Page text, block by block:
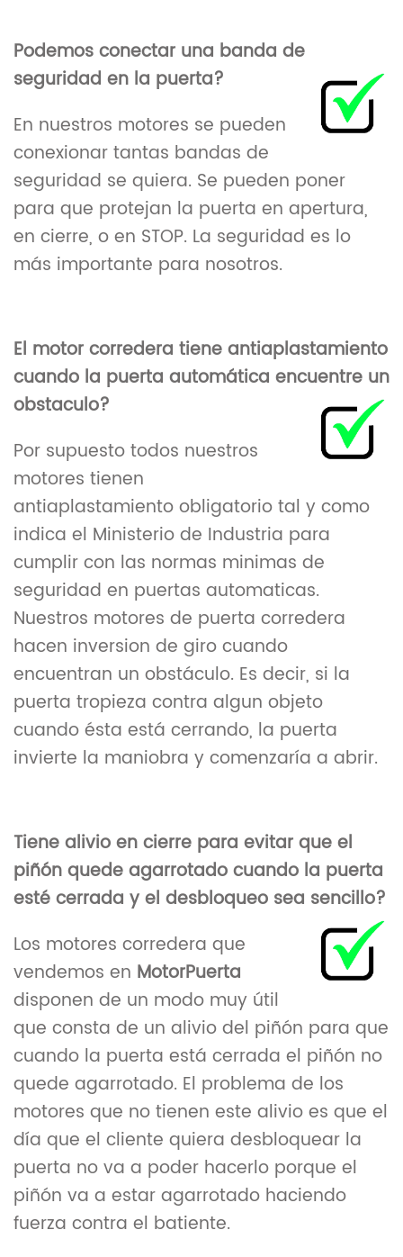
Podemos conectar una banda de
seguridad en la puerta?
En nuestros motores se pueden
conexionar tantas bandas de
seguridad se quiera. Se pueden poner
para que protejan la puerta en apertura,
en cierre, o en STOP. La seguridad es lo
más importante para nosotros.
El motor corredera tiene antiaplastamiento
cuando la puerta automática encuentre un
obstaculo?
Por supuesto todos nuestros
motores tienen
antiaplastamiento obligatorio tal y como
indica el Ministerio de Industria para
cumplir con las normas minimas de
seguridad en puertas automaticas.
Nuestros motores de puerta corredera
hacen inversion de giro cuando
encuentran un obstáculo. Es decir, si la
puerta tropieza contra algun objeto
cuando ésta está cerrando, la puerta
invierte la maniobra y comenzaría a abrir.
Tiene alivio en cierre para evitar que el
piñón quede agarrotado cuando la puerta
esté cerrada y el desbloqueo sea sencillo?
Los motores corredera que
vendemos en MotorPuerta
disponen de un modo muy útil
que consta de un alivio del piñón para que
cuando la puerta está cerrada el piñón no
quede agarrotado. El problema de los
motores que no tienen este alivio es que el
día que el cliente quiera desbloquear la
puerta no va a poder hacerlo porque el
piñón va a estar agarrotado haciendo
fuerza contra el batiente.